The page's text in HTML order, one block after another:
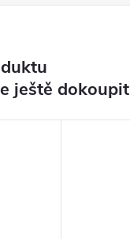
ještě dokoupit